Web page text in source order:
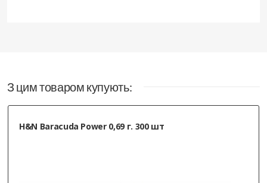
З цим товаром купують:
H&N Baracuda Power 0,69 г. 300 шт